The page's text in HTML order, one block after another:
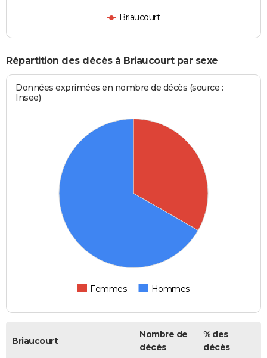
Briaucourt
Répartition des décès à Briaucourt par sexe
Données exprimées en nombre de décès (source :
Insee)
Femmes Hommes
Briaucourt
Nombre de
décès
% des
décès